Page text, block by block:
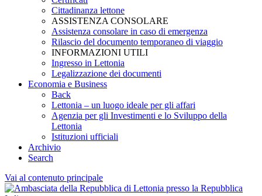
Cittadinanza lettone
ASSISTENZA CONSOLARE
Assistenza consolare in caso di emergenza
Rilascio del documento temporaneo di viaggio
INFORMAZIONI UTILI
Ingresso in Lettonia
Legalizzazione dei documenti
Economia e Business
Back
Lettonia – un luogo ideale per gli affari
Agenzia per gli Investimenti e lo Sviluppo della
Lettonia
Istituzioni ufficiali
Archivio
Search
Vai al contenuto principale